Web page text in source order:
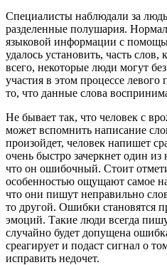
Специалисты наблюдали за
разделенные полушария.
языковой информации с
удалось установить, часть
всего, некоторые люди могут
участия в этом процессе
то, что данные слова
Не бывает так, что человек с
может вспомнить написание
произойдет, человек напишет
очень быстро зачеркнет один
что он ошибочный. Стоит
особенностью ощущают самое
что они пишут неправильно
то другой. Ошибки становятся
эмоций. Такие люди всегда
случайно будет допущена
среагирует и подаст сигнал о
исправить недочет.